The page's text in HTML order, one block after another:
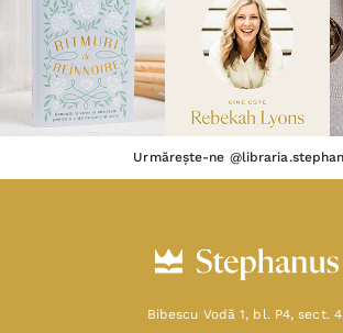
Urmărește-ne
Bibescu Vodă 1, bl. P4, sect.